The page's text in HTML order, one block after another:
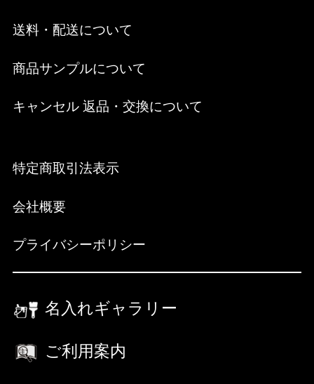
送料・配送について
商品サンプルについて
キャンセル 返品・交換について
特定商取引法表示
会社概要
プライバシーポリシー
名入れギャラリー
ご利用案内